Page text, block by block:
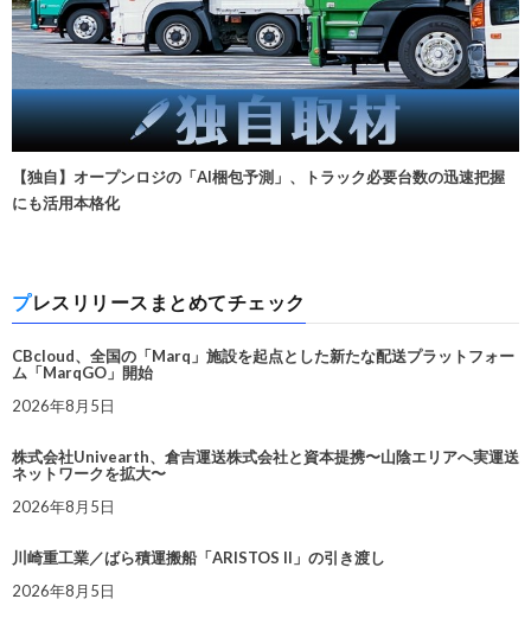
【独自】オープンロジの「AI梱包予測」、トラック必要台数の迅速把握
にも活用本格化
プレスリリースまとめてチェック
CBcloud、全国の「Marq」施設を起点とした新たな配送プラットフォー
ム「MarqGO」開始
2026年8月5日
株式会社Univearth、倉吉運送株式会社と資本提携〜山陰エリアへ実運送
ネットワークを拡大〜
2026年8月5日
川崎重工業／ばら積運搬船「ARISTOS II」の引き渡し
2026年8月5日